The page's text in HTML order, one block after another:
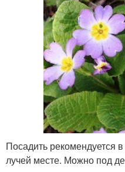
Посадить рекомендуется
лучей месте. Можно под